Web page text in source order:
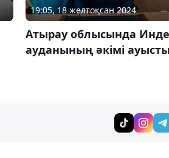
19:05, 18 желтоқсан 2024
Атырау облысында
ауданының әкімі